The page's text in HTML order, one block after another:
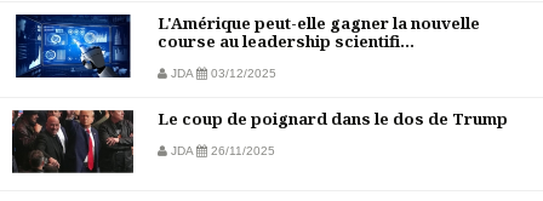
L'Amérique peut-elle gagner la nouvelle
course au leadership scientifi...
JDA 03/12/2025
Le coup de poignard dans le dos de Trump
JDA 26/11/2025